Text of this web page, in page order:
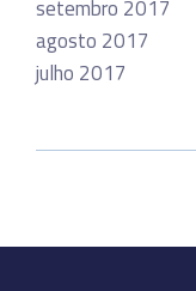
setembro 2017
agosto 2017
julho 2017